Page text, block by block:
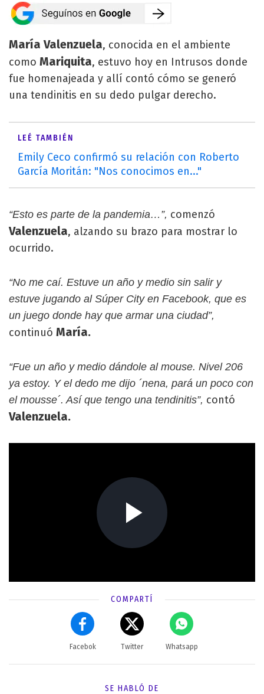
María Valenzuela, conocida en el ambiente
como Mariquita, estuvo hoy en Intrusos donde
fue homenajeada y allí contó cómo se generó
una tendinitis en su dedo pulgar derecho.
LEÉ TAMBIÉN
Emily Ceco confirmó su relación con Roberto
García Moritán: "Nos conocimos en..."
“Esto es parte de la pandemia…”, comenzó
Valenzuela, alzando su brazo para mostrar lo
ocurrido.
“No me caí. Estuve un año y medio sin salir y
estuve jugando al Súper City en Facebook, que es
un juego donde hay que armar una ciudad”,
continuó María.
“Fue un año y medio dándole al mouse. Nivel 206
ya estoy. Y el dedo me dijo ´nena, pará un poco con
el mousse´. Así que tengo una tendinitis”, contó
Valenzuela.
COMPARTÍ
Facebok Twitter Whatsapp
SE HABLÓ DE